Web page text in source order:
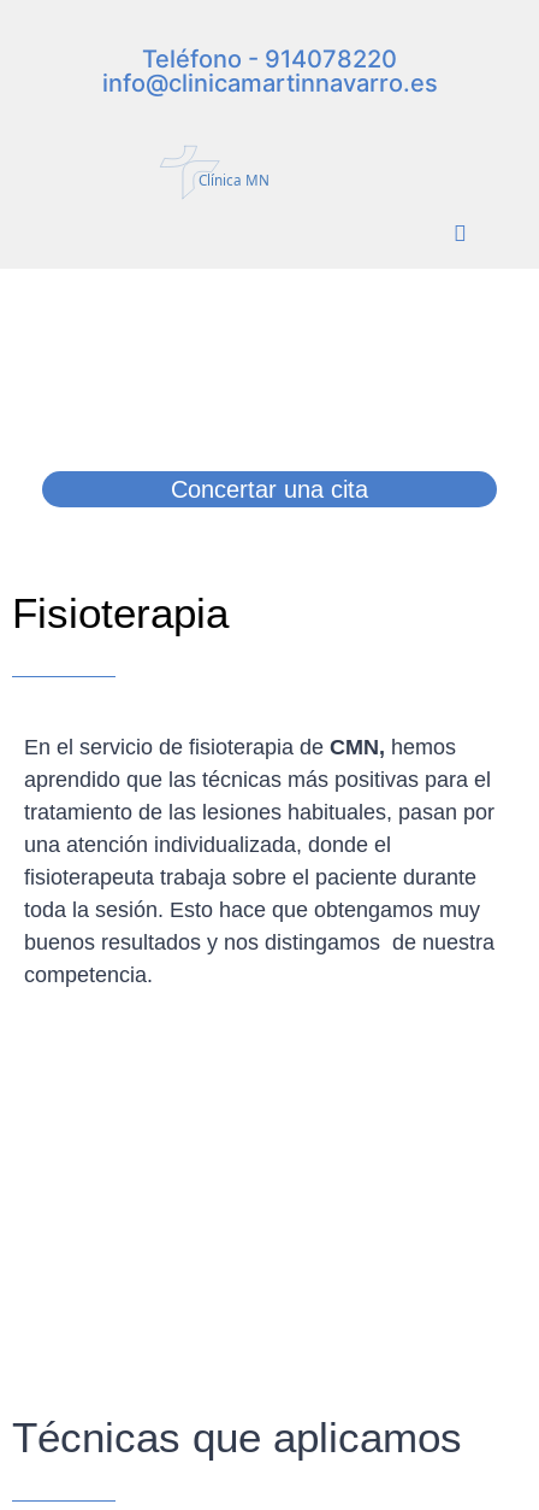
Teléfono - 914078220
info@clinicamartinnavarro.es
Clínica MN
Concertar una cita
Fisioterapia
En el servicio de fisioterapia de CMN, hemos
aprendido que las técnicas más positivas para el
tratamiento de las lesiones habituales, pasan por
una atención individualizada, donde el
fisioterapeuta trabaja sobre el paciente durante
toda la sesión. Esto hace que obtengamos muy
buenos resultados y nos distingamos de nuestra
competencia.
Técnicas que aplicamos